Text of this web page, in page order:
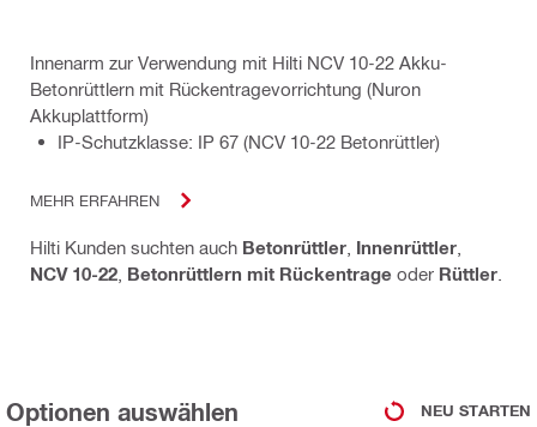
Innenarm zur Verwendung mit Hilti NCV 10-22 Akku-
Betonrüttlern mit Rückentragevorrichtung (Nuron
Akkuplattform)
IP-Schutzklasse: IP 67 (NCV 10-22 Betonrüttler)
MEHR ERFAHREN
Hilti Kunden suchten auch Betonrüttler Innenrüttler
NCV 10-22 Betonrüttlern mit Rückentrage oder Rüttler
Optionen auswählen NEU STARTEN